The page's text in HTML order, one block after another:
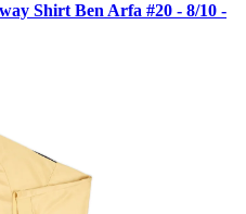
Shirt Ben Arfa #20 - 8/10 -